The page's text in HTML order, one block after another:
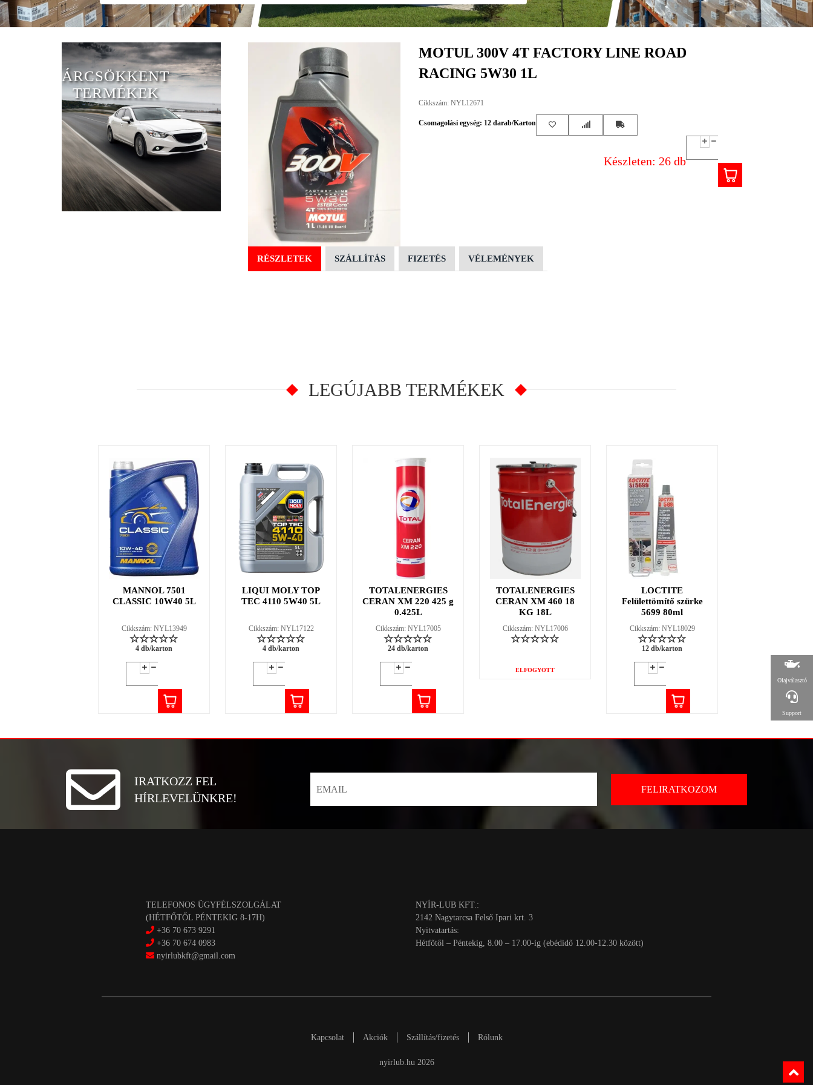
ÁRCSÖKKENT
TERMÉKEK
MOTUL 300V 4T FACTORY LINE ROAD
RACING 5W30 1L
Cikkszám: NYL12671
Csomagolási egység: 12 darab/Karton
Készleten: 26 db
RÉSZLETEK SZÁLLÍTÁS FIZETÉS VÉLEMÉNYEK
LEGÚJABB TERMÉKEK
MANNOL 7501
CLASSIC 10W40 5L
Cikkszám: NYL13949
4 db/karton
LIQUI MOLY TOP
TEC 4110 5W40 5L
Cikkszám: NYL17122
4 db/karton
TOTALENERGIES
CERAN XM 220 425 g
0.425L
Cikkszám: NYL17005
24 db/karton
TOTALENERGIES
CERAN XM 460 18
KG 18L
Cikkszám: NYL17006
ELFOGYOTT
LOCTITE
Felülettömítő szürke
5699 80ml
Cikkszám: NYL18029
12 db/karton
IRATKOZZ FEL
HÍRLEVELÜNKRE!
TELEFONOS ÜGYFÉLSZOLGÁLAT
(HÉTFŐTŐL PÉNTEKIG 8-17H)
+36 70 673 9291
+36 70 674 0983
nyirlubkft@gmail.com
NYÍR-LUB KFT.:
2142 Nagytarcsa Felső Ipari krt. 3
Nyitvatartás:
Hétfőtől – Péntekig, 8.00 – 17.00-ig (ebédidő 12.00-12.30 között)
Kapcsolat Akciók Szállítás/fizetés Rólunk
nyirlub.hu 2026
Olajválasztó
Support